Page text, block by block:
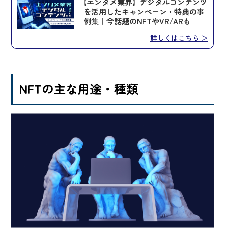
を活用したキャンペーン・特典の事
例集｜今話題のNFTやVR/ARも
詳しくはこちら ＞
NFTの主な用途・種類